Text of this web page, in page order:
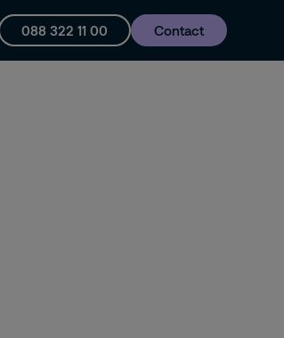
088 322 11 00 Contact
Vacatures